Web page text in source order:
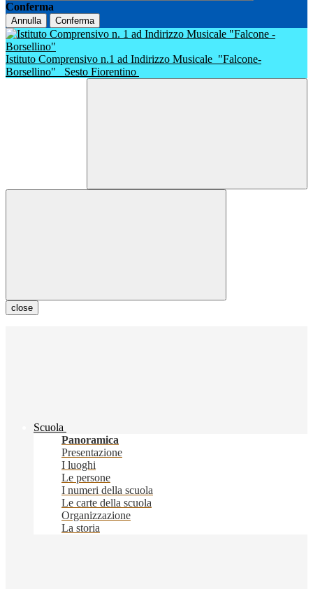
Conferma
Annulla Conferma
Istituto Comprensivo n.1 ad Indirizzo Musicale "Falcone-
Borsellino"
Sesto Fiorentino
close
Scuola
Panoramica
Presentazione
I luoghi
Le persone
I numeri della scuola
Le carte della scuola
Organizzazione
La storia